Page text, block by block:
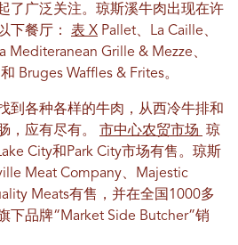
了广泛关注。琼斯溪牛肉出现在许
下餐厅： 表 X Pallet、La Caille、
Mediteranean Grille & Mezze、
Bruges Waffles & Frites。
到各种各样的牛肉，从西冷牛排和
，应有尽有。 市中心农贸市场 琼
City和Park City市场有售。琼斯
Meat Company、Majestic
Meats有售，并在全国1000多
下品牌“Market Side Butcher”销